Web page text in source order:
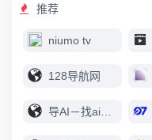
推荐
niumo tv
128导航网
导AI－找ai上导AI